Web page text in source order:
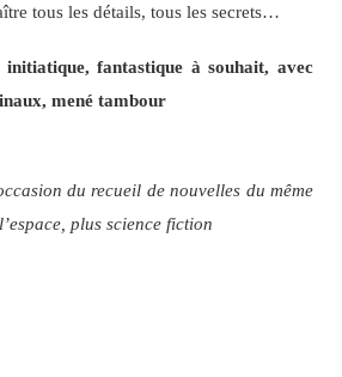
tous les détails, tous les secrets…
fantastique à souhait, avec
mené tambour
du recueil de nouvelles du même
plus science fiction